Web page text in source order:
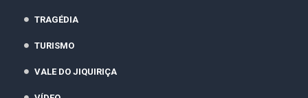
TRAGÉDIA
TURISMO
VALE DO JIQUIRIÇA